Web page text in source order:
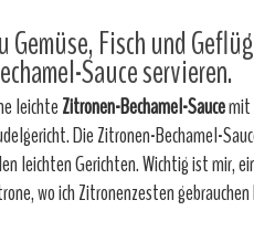
Gemüse, Fisch und
Sauce servieren.
leichteZitronen-Bechamel-Saucemit
Die Zitronen-Bechamel-
leichten Gerichten. Wichtig ist mir,
wo ich Zitronenzesten